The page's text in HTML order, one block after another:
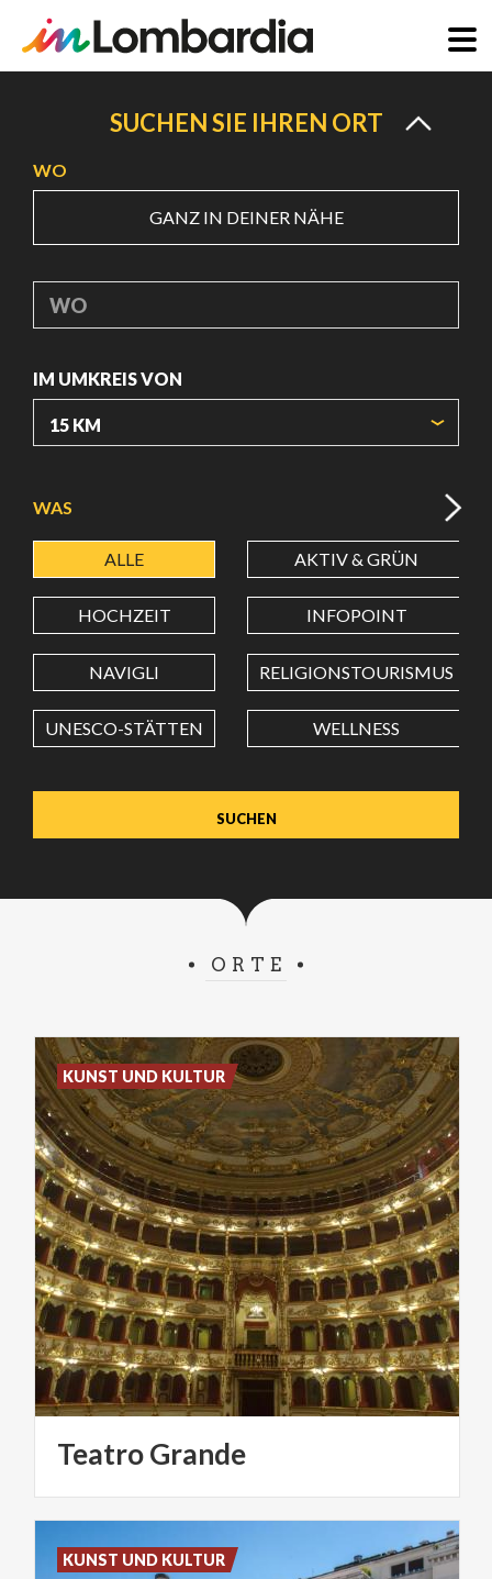
SUCHEN SIE IHREN ORT
WO
GANZ IN DEINER NÄHE
WO
IM UMKREIS VON
BREITENGRAD
LÄNGENGRAD
Wert in Dezimalgrad. Punkt (.) als Dezimalzeichen
WAS
ALLE AKTIV & GRÜN
HOCHZEIT INFOPOINT
NAVIGLI RELIGIONSTOURISMUS
UNESCO-STÄTTEN WELLNESS
ORTE
TeatroGrande
KUNST UND KULTUR
KUNST UND KULTUR